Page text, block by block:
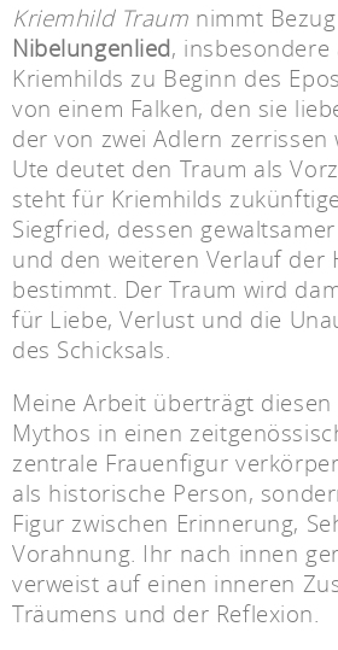
Kriemhild Traum nimmt
Nibelungenlied,
Kriemhilds zu Beginn des
von einem Falken, den sie
der von zwei Adlern
Ute deutet den Traum als
steht für Kriemhilds
Siegfried, dessen
und den weiteren Verlauf der
bestimmt. Der Traum wird
für Liebe, Verlust und die
des Schicksals.
Meine Arbeit überträgt
Mythos in einen
zentrale Frauenfigur
als historische Person,
Figur zwischen Erinnerung,
Vorahnung. Ihr nach innen
verweist auf einen inneren
Träumens und der Reflexion.